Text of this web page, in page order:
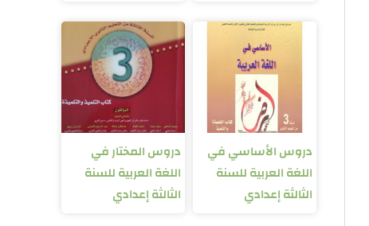
دروس الأساسي في
اللغة العربية للسنة
الثالثة إعدادي
دروس المختار في
اللغة العربية للسنة
الثالثة إعدادي